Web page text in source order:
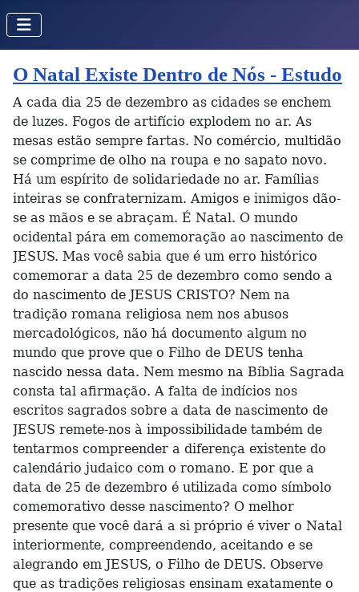
O Natal Existe Dentro de Nós - Estudo
A cada dia 25 de dezembro as cidades se enchem
de luzes. Fogos de artifício explodem no ar. As
mesas estão sempre fartas. No comércio, multidão
se comprime de olho na roupa e no sapato novo.
Há um espírito de solidariedade no ar. Famílias
inteiras se confraternizam. Amigos e inimigos dão-
se as mãos e se abraçam. É Natal. O mundo
ocidental pára em comemoração ao nascimento de
JESUS. Mas você sabia que é um erro histórico
comemorar a data 25 de dezembro como sendo a
do nascimento de JESUS CRISTO? Nem na
tradição romana religiosa nem nos abusos
mercadológicos, não há documento algum no
mundo que prove que o Filho de DEUS tenha
nascido nessa data. Nem mesmo na Bíblia Sagrada
consta tal afirmação. A falta de indícios nos
escritos sagrados sobre a data de nascimento de
JESUS remete-nos à impossibilidade também de
tentarmos compreender a diferença existente do
calendário judaico com o romano. E por que a
data de 25 de dezembro é utilizada como símbolo
comemorativo desse nascimento? O melhor
presente que você dará a si próprio é viver o Natal
interiormente, compreendendo, aceitando e se
alegrando em JESUS, o Filho de DEUS. Observe
que as tradições religiosas ensinam exatamente o